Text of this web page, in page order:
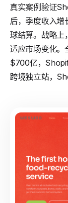
真实案例验证
后，季度收入
球结算。战略上
适应市场变化。
$700亿，
跨境独立站，